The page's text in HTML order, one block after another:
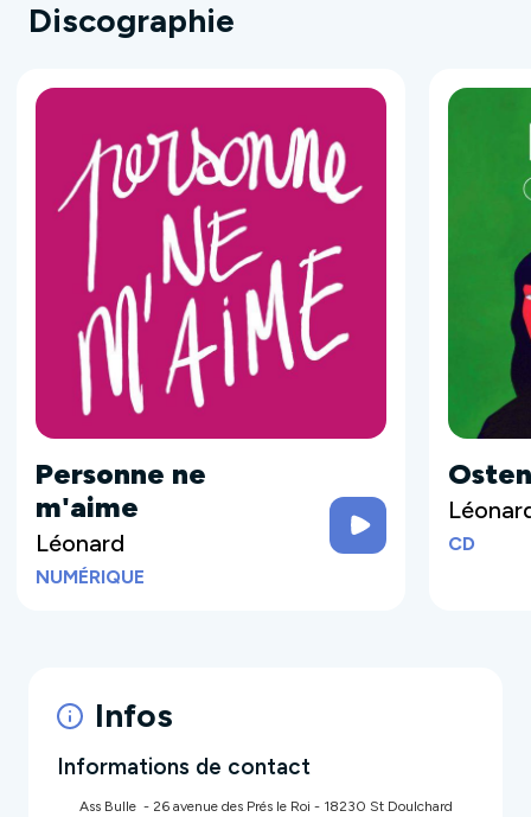
Discographie
Personne ne
m'aime
Léonard
NUMÉRIQUE
CD
Infos
Informations de contact
Ass Bulle - 26 avenue des Prés le Roi - 18230 St Doulchard